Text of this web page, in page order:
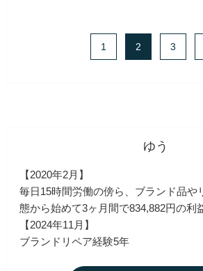
1 2 3
ゆう
【2020年2月】
毎日15時間労働の傍ら、ブランド品や
態から始めて3ヶ月間で834,882円の利
【2024年11月】
ブランドリペア経験5年